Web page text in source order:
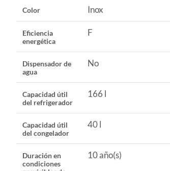
Tecnología inverter
Tecnología de enfriamiento
Conexión WiFi
Dispensador de hielo
Color Inox
Eficiencia
energética
F
Dispensador de
agua
No
Capacidad útil
del refrigerador
166 l
Capacidad útil
del congelador
40 l
Duración en
condiciones
10 año(s)